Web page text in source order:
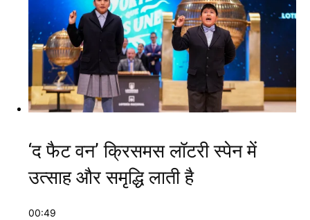
‘द फैट वन’ क्रिसमस लॉटरी स्पेन में
उत्साह और समृद्धि लाती है
00:49